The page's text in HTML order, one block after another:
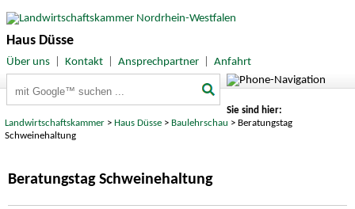
Haus Düsse
Über uns| Kontakt| Ansprechpartner| Anfahrt
Sie sind hier:
Landwirtschaftskammer > Haus Düsse > Baulehrschau > Beratungstag
Schweinehaltung
Beratungstag Schweinehaltung